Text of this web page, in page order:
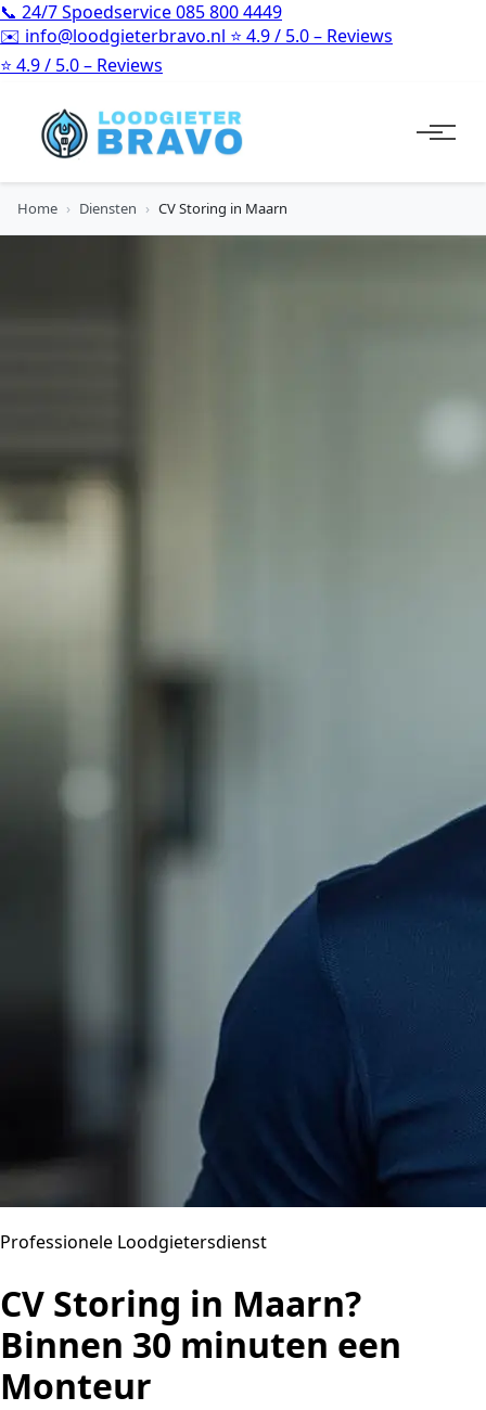
📞 24/7 Spoedservice085 800 4449
✉️ info@loodgieterbravo.nl ⭐ 4.9 / 5.0 – Reviews
⭐ 4.9 / 5.0 – Reviews
Home › Diensten › CV Storing in Maarn
Professionele Loodgietersdienst
CV Storing in Maarn?
Binnen 30 minuten een
Monteur